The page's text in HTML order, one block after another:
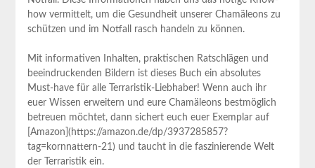
how vermittelt, um die Gesundheit unserer Chamäleons zu
schützen und im Notfall rasch handeln zu können.
Mit informativen Inhalten, praktischen Ratschlägen und
beeindruckenden Bildern ist dieses Buch ein absolutes
Must-have für alle Terraristik-Liebhaber! Wenn auch ihr
euer Wissen erweitern und eure Chamäleons bestmöglich
betreuen möchtet, dann sichert euch euer Exemplar auf
[Amazon](https://amazon.de/dp/3937285857?
tag=kornnattern-21) und taucht in die faszinierende Welt
der Terraristik ein.